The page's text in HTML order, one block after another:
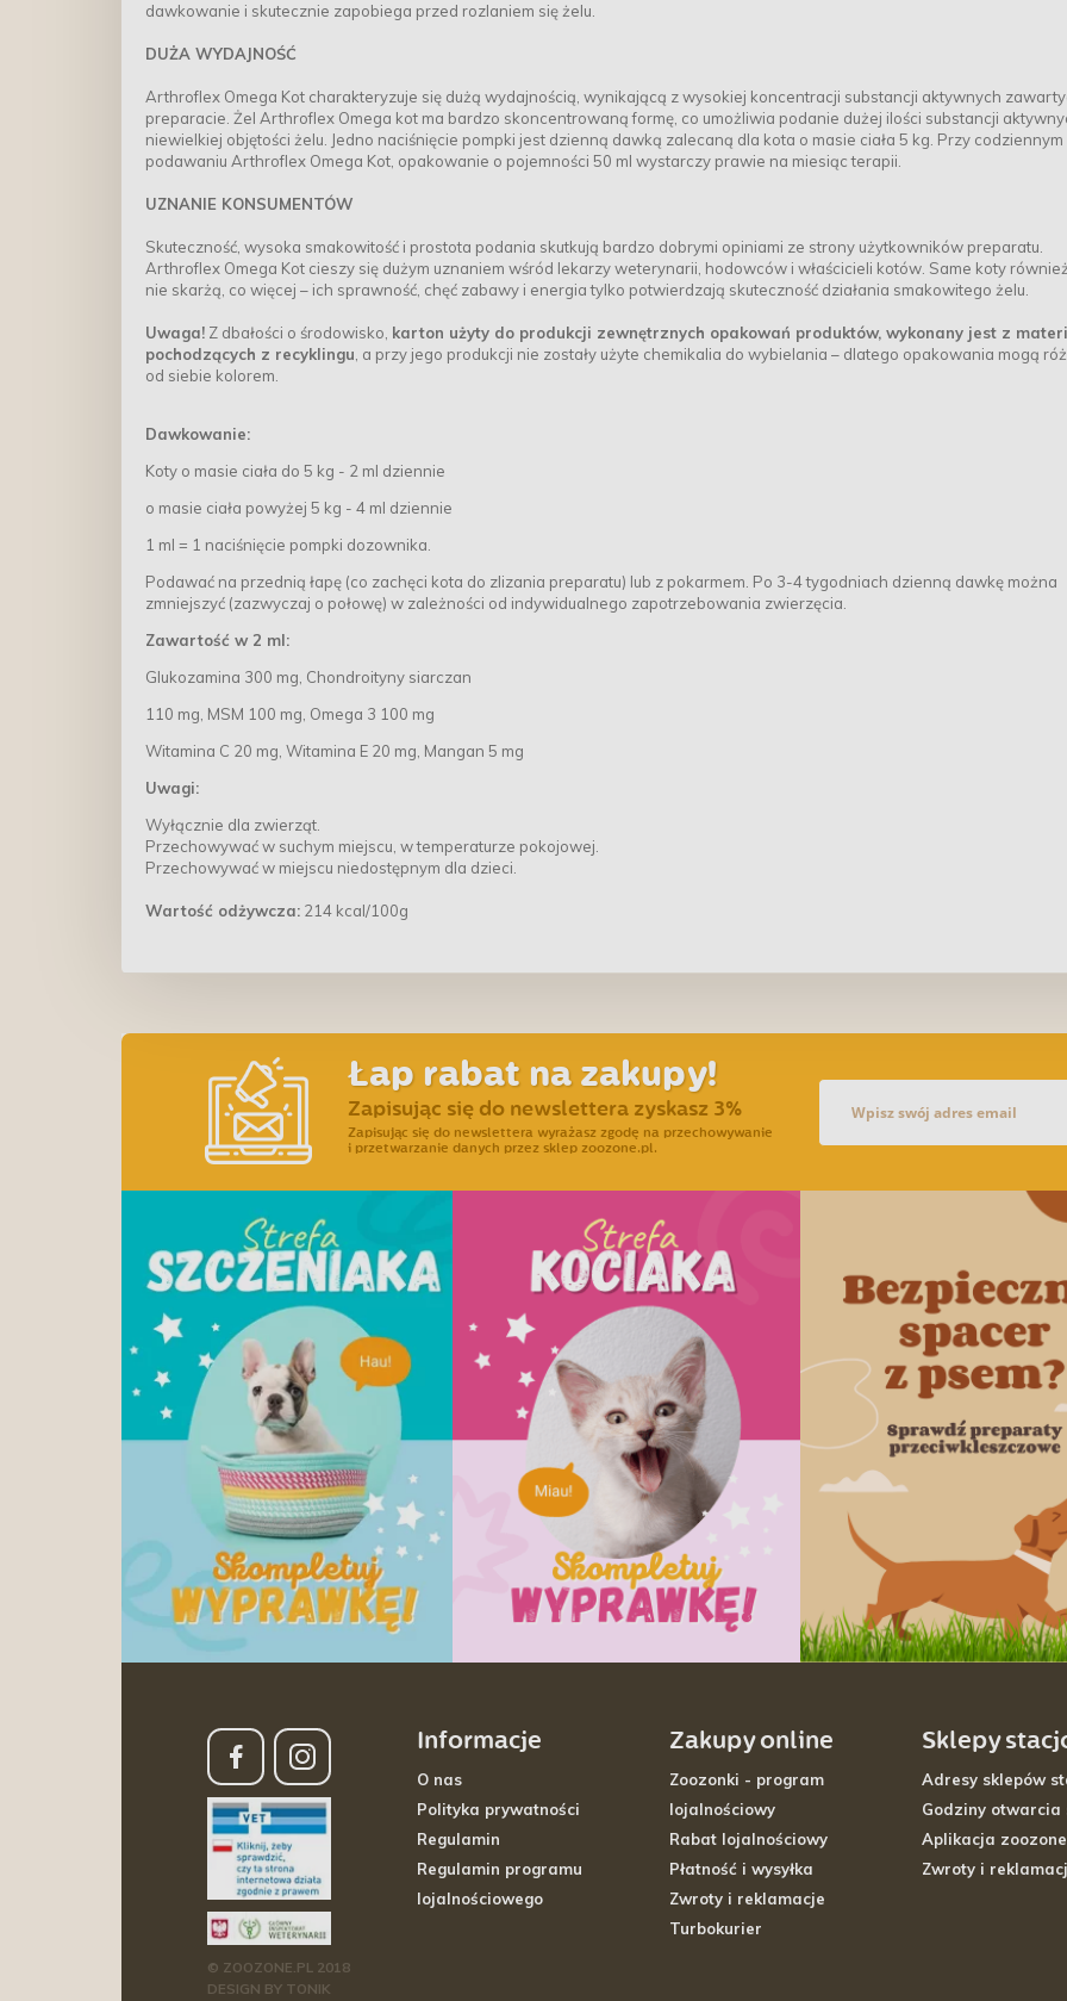
dawkowanie i skutecznie zapobiega przed rozlaniem się żelu.
DUŻA WYDAJNOŚĆ
Arthroflex Omega Kot charakteryzuje się dużą wydajnością, wynikającą z wysokiej koncentracji substancji aktywnych
preparacie. Żel Arthroflex Omega kot ma bardzo skoncentrowaną formę, co umożliwia podanie dużej ilości substancji
niewielkiej objętości żelu. Jedno naciśnięcie pompki jest dzienną dawką zalecaną dla kota o masie ciała 5 kg. Przy codziennym
podawaniu Arthroflex Omega Kot, opakowanie o pojemności 50 ml wystarczy prawie na miesiąc terapii.
UZNANIE KONSUMENTÓW
Skuteczność, wysoka smakowitość i prostota podania skutkują bardzo dobrymi opiniami ze strony użytkowników preparatu.
Arthroflex Omega Kot cieszy się dużym uznaniem wśród lekarzy weterynarii, hodowców i właścicieli kotów. Same koty
nie skarżą, co więcej – ich sprawność, chęć zabawy i energia tylko potwierdzają skuteczność działania smakowitego żelu.
Uwaga! Z dbałości o środowisko, karton użyty do produkcji zewnętrznych opakowań produktów, wykonany jest z
pochodzących z recyklingu , a przy jego produkcji nie zostały użyte chemikalia do wybielania – dlatego opakowania mogą
od siebie kolorem.
Dawkowanie:
Koty o masie ciała do 5 kg - 2 ml dziennie
o masie ciała powyżej 5 kg - 4 ml dziennie
1 ml = 1 naciśnięcie pompki dozownika.
Podawać na przednią łapę (co zachęci kota do zlizania preparatu) lub z pokarmem. Po 3-4 tygodniach dzienną dawkę można
zmniejszyć (zazwyczaj o połowę) w zależności od indywidualnego zapotrzebowania zwierzęcia.
Zawartość w 2 ml:
Glukozamina 300 mg, Chondroityny siarczan
110 mg, MSM 100 mg, Omega 3 100 mg
Witamina C 20 mg, Witamina E 20 mg, Mangan 5 mg
Uwagi:
Wyłącznie dla zwierząt.
Przechowywać w suchym miejscu, w temperaturze pokojowej.
Przechowywać w miejscu niedostępnym dla dzieci.
Wartość odżywcza: 214 kcal/100g
Łap rabat na zakupy!
Zapisując się do newslettera zyskasz 3%
Zapisując się do newslettera wyrażasz zgodę na przechowywanie
i przetwarzanie danych przez sklep zoozone.pl.
© ZOOZONE.PL 2018
DESIGN BY TONIK
Informacje
O nas
Polityka prywatności
Regulamin
Regulamin programu
lojalnościowego
Zakupy online
Zoozonki - program
lojalnościowy
Rabat lojalnościowy
Płatność i wysyłka
Zwroty i reklamacje
Turbokurier
Sklepy
Adresy sklepów
Godziny otwarcia
Aplikacja
Zwroty i